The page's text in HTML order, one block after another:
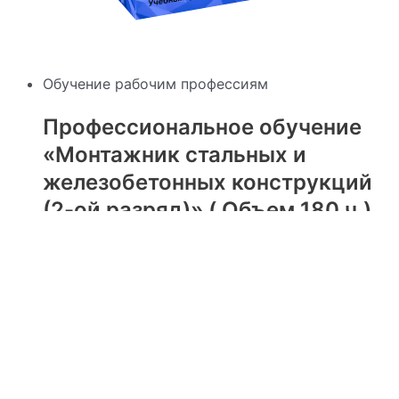
Обучение рабочим профессиям
Профессиональное обучение
«Монтажник стальных и
железобетонных конструкций
(2-ой разряд)» ( Объем 180 ч.)